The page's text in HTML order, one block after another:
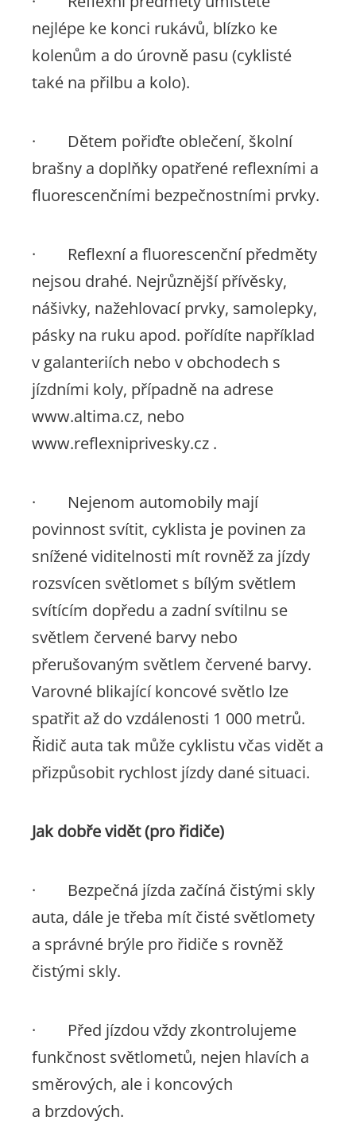
nejlépe ke konci rukávů, blízko ke
kolenům a do úrovně pasu (cyklisté
také na přilbu a kolo).
· Dětem pořiďte oblečení, školní
brašny a doplňky opatřené reflexními a
fluorescenčními bezpečnostními prvky.
· Reflexní a fluorescenční předměty
nejsou drahé. Nejrůznější přívěsky,
nášivky, nažehlovací prvky, samolepky,
pásky na ruku apod. pořídíte například
v galanteriích nebo v obchodech s
jízdními koly, případně na adrese
www.altima.cz, nebo
www.reflexniprivesky.cz .
· Nejenom automobily mají
povinnost svítit, cyklista je povinen za
snížené viditelnosti mít rovněž za jízdy
rozsvícen světlomet s bílým světlem
svítícím dopředu a zadní svítilnu se
světlem červené barvy nebo
přerušovaným světlem červené barvy.
Varovné blikající koncové světlo lze
spatřit až do vzdálenosti 1 000 metrů.
Řidič auta tak může cyklistu včas vidět a
přizpůsobit rychlost jízdy dané situaci.
Jak dobře vidět (pro řidiče)
· Bezpečná jízda začíná čistými skly
auta, dále je třeba mít čisté světlomety
a správné brýle pro řidiče s rovněž
čistými skly.
· Před jízdou vždy zkontrolujeme
funkčnost světlometů, nejen hlavích a
směrových, ale i koncových
a brzdových.